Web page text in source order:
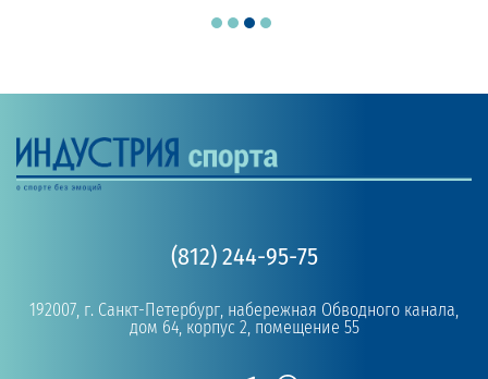
(812) 244-95-75
192007, г. Санкт-Петербург, набережная Обводного канала,
дом 64, корпус 2, помещение 55